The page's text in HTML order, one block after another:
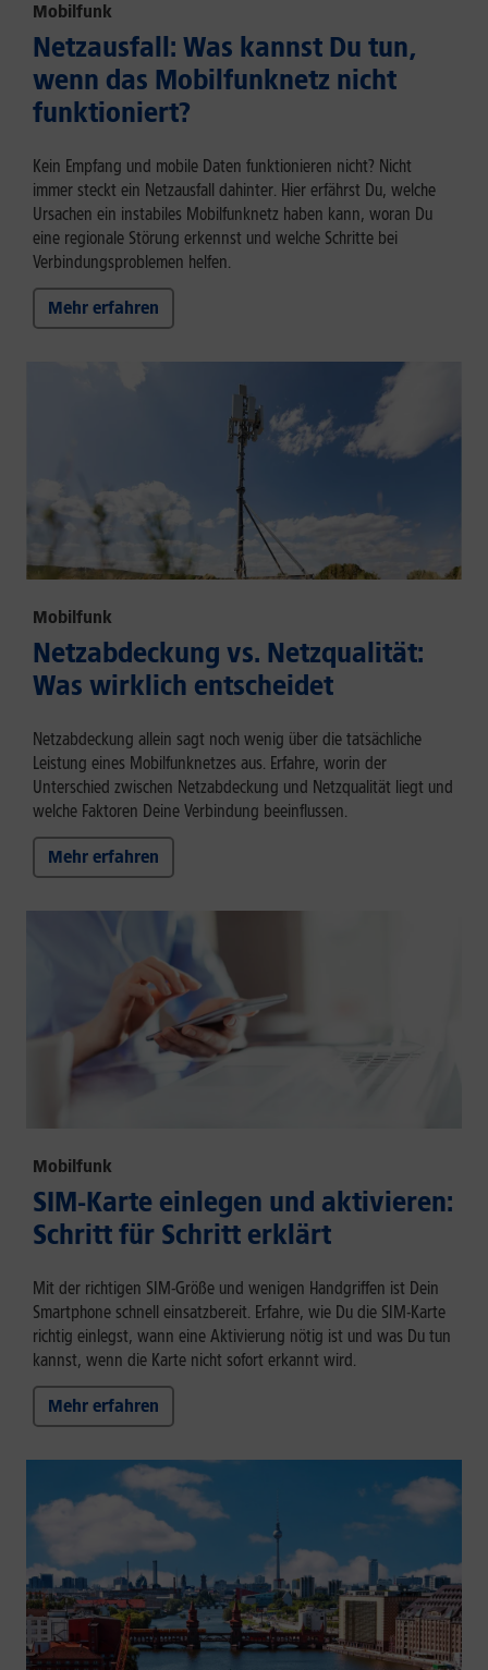
Mobilfunk
Netzausfall: Was kannst Du tun,
wenn das Mobilfunknetz nicht
funktioniert?
Kein Empfang und mobile Daten funktionieren nicht? Nicht
immer steckt ein Netzausfall dahinter. Hier erfährst Du, welche
Ursachen ein instabiles Mobilfunknetz haben kann, woran Du
eine regionale Störung erkennst und welche Schritte bei
Verbindungsproblemen helfen.
Mehr erfahren
Mobilfunk
Netzabdeckung vs. Netzqualität:
Was wirklich entscheidet
Netzabdeckung allein sagt noch wenig über die tatsächliche
Leistung eines Mobilfunknetzes aus. Erfahre, worin der
Unterschied zwischen Netzabdeckung und Netzqualität liegt und
welche Faktoren Deine Verbindung beeinflussen.
Mehr erfahren
Mobilfunk
SIM-Karte einlegen und aktivieren:
Schritt für Schritt erklärt
Mit der richtigen SIM-Größe und wenigen Handgriffen ist Dein
Smartphone schnell einsatzbereit. Erfahre, wie Du die SIM-Karte
richtig einlegst, wann eine Aktivierung nötig ist und was Du tun
kannst, wenn die Karte nicht sofort erkannt wird.
Mehr erfahren